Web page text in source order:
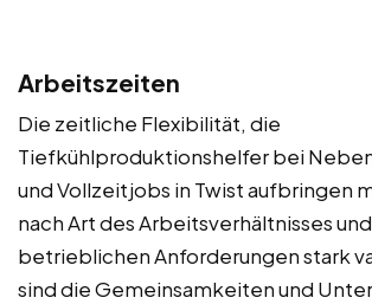
Arbeitszeiten
Die zeitliche Flexibilität, die
Tiefkühlproduktionshelfer bei
und Vollzeitjobs in Twist aufbringen
nach Art des Arbeitsverhältnisses
betrieblichen Anforderungen stark
sind die Gemeinsamkeiten und